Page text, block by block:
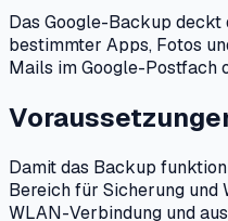
Das Google-Backup
bestimmter Apps, Fotos
Mails im Google-Postfach
Damit das Backup
Bereich für Sicherung und
WLAN-Verbindung und